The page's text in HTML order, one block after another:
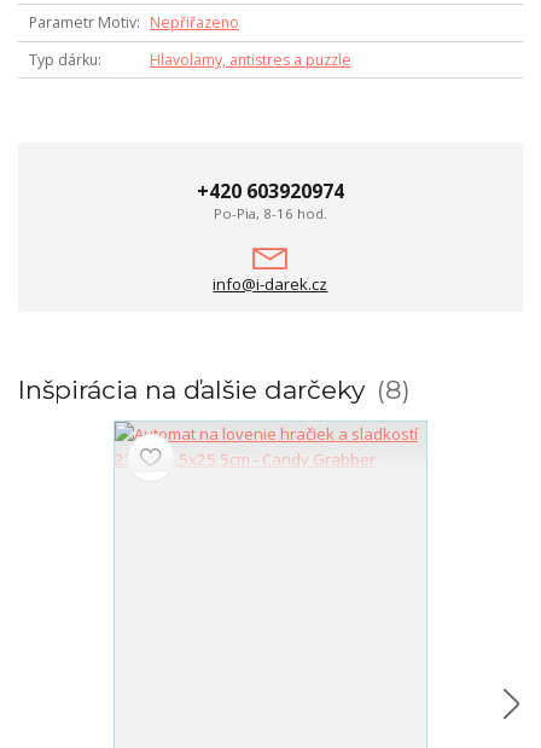
Parametr Motiv
Nepřiřazeno
Typ dárku
Hlavolamy, antistres a puzzle
+420 603920974
Po-Pia, 8-16 hod.
info@i-darek.cz
Inšpirácia na ďalšie darčeky 8